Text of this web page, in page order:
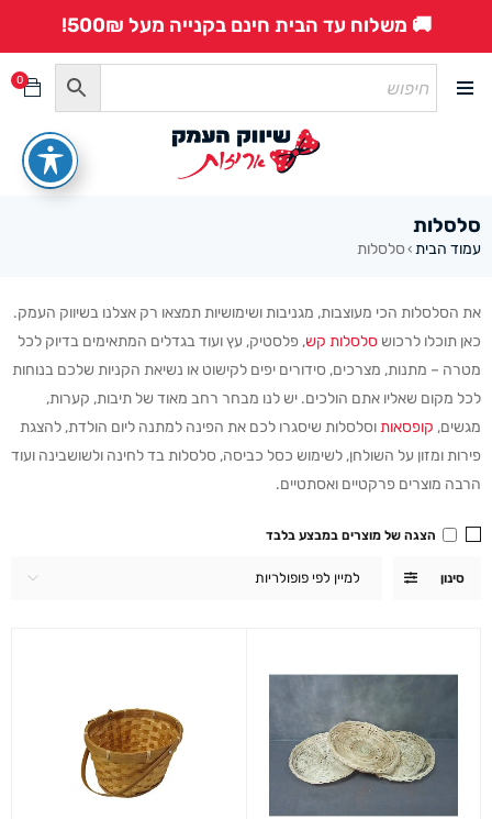
🚚 משלוח עד הבית חינם בקנייה מעל 500₪!
0
סלסלות
עמוד הבית › סלסלות
את הסלסלות הכי מעוצבות, מגניבות ושימושיות תמצאו רק אצלנו בשיווק העמק.
כאן תוכלו לרכוש סלסלות קש, פלסטיק, עץ ועוד בגדלים המתאימים בדיוק לכל
מטרה – מתנות, מצרכים, סידורים יפים לקישוט או נשיאת הקניות שלכם בנוחות
לכל מקום שאליו אתם הולכים. יש לנו מבחר רחב מאוד של תיבות, קערות,
מגשים, קופסאותוסלסלות שיסגרו לכם את הפינה למתנה ליום הולדת, להצגת
פירות ומזון על השולחן, לשימוש כסל כביסה, סלסלות בד לחינה ולשושבינה ועוד
הרבה מוצרים פרקטיים ואסתטיים.
סינון למיין לפי פופולריות
הצגה של מוצרים במבצע בלבד